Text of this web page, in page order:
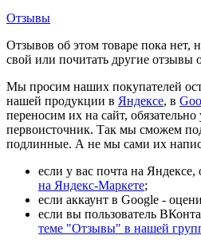
Отзывы
Отзывов об этом товаре пока нет,
свой или почитать другие отзывы
Мы просим наших покупателей
нашей продукции в Яндексе, в
переносим их на сайт,
первоисточник. Так мы сможем
подлинные. А не мы сами их
если у вас почта на
на Яндекс-Маркете;
если аккаунт в Google -
если вы пользователь
теме "Отзывы" в нашей